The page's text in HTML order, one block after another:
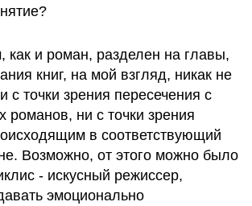
как и роман, разделен на главы,
книг, на мой взгляд, никак не
с точки зрения пересечения с
романов, ни с точки зрения
в соответствующий
Возможно, от этого можно было
- искусный режиссер,
эмоционально